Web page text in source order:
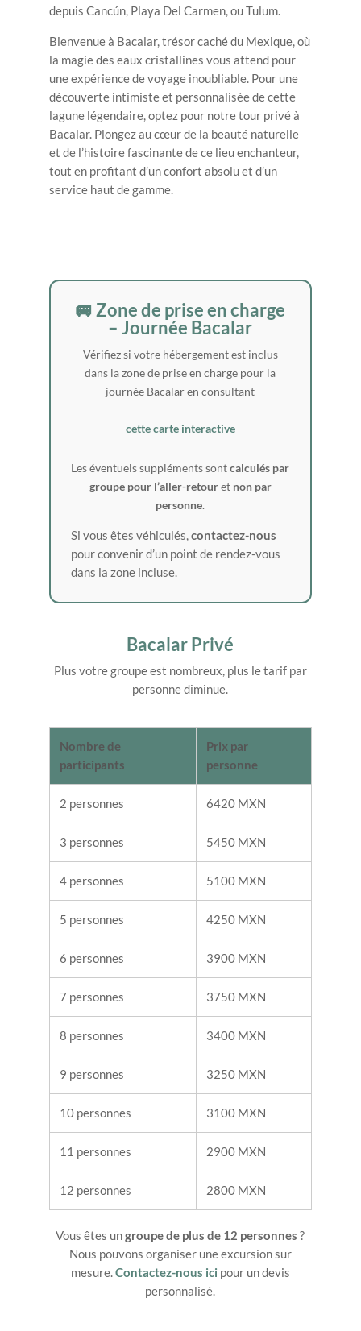
depuis Cancún, Playa Del Carmen, ou Tulum.
Bienvenue à Bacalar, trésor caché du Mexique, où
la magie des eaux cristallines vous attend pour
une expérience de voyage inoubliable. Pour une
découverte intimiste et personnalisée de cette
lagune légendaire, optez pour notre tour privé à
Bacalar. Plongez au cœur de la beauté naturelle
et de l’histoire fascinante de ce lieu enchanteur,
tout en profitant d’un confort absolu et d’un
service haut de gamme.
🚐 Zone de prise en charge
– Journée Bacalar
Vérifiez si votre hébergement est inclus
dans la zone de prise en charge pour la
journée Bacalar en consultant
cette carte interactive
Les éventuels suppléments sontcalculés par
groupe pour l’aller-retouret non par
personne.
Si vous êtes véhiculés, contactez-nous
pour convenir d’un point de rendez-vous
dans la zone incluse.
Bacalar Privé
Plus votre groupe est nombreux, plus le tarif par
personne diminue.
Nombre de
participants
Prix par
personne
2 personnes 6420 MXN
3 personnes 5450 MXN
4 personnes 5100 MXN
5 personnes 4250 MXN
6 personnes 3900 MXN
7 personnes 3750 MXN
8 personnes 3400 MXN
9 personnes 3250 MXN
10 personnes 3100 MXN
11 personnes 2900 MXN
12 personnes 2800 MXN
Vous êtes ungroupe de plus de 12 personnes ?
Nous pouvons organiser une excursion sur
mesure. Contactez-nous ici pour un devis
personnalisé.